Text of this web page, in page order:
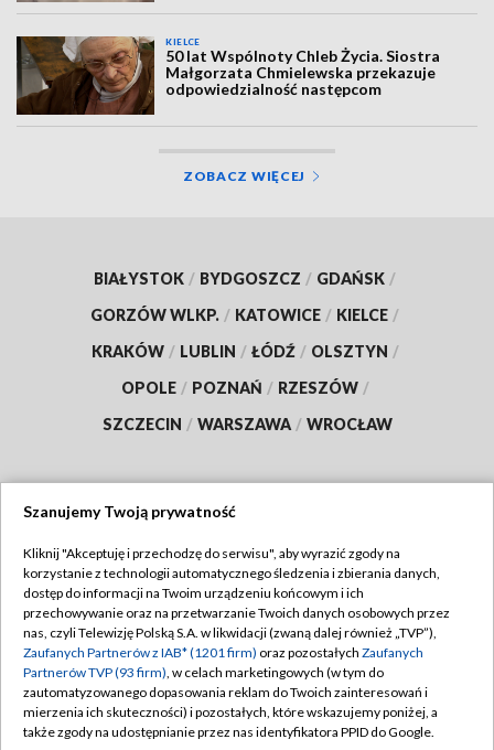
KIELCE
50 lat Wspólnoty Chleb Życia. Siostra
Małgorzata Chmielewska przekazuje
odpowiedzialność następcom
ZOBACZ WIĘCEJ
BIAŁYSTOK / BYDGOSZCZ / GDAŃSK /
GORZÓW WLKP. / KATOWICE / KIELCE /
KRAKÓW / LUBLIN / ŁÓDŹ / OLSZTYN /
OPOLE / POZNAŃ / RZESZÓW /
SZCZECIN / WARSZAWA / WROCŁAW
TVP
Abonament TVP
Emisja w TVP
Centrum informacji TVP
Naziemna Telewizja Cyfrowa
Regulamin TVP
Polityka prywatności
Moje zgody
Pomoc
Szanujemy Twoją prywatność
Kliknij "Akceptuję i przechodzę do serwisu", aby wyrazić zgody na
korzystanie z technologii automatycznego śledzenia i zbierania danych,
dostęp do informacji na Twoim urządzeniu końcowym i ich
przechowywanie oraz na przetwarzanie Twoich danych osobowych przez
nas, czyli Telewizję Polską S.A. w likwidacji (zwaną dalej również „TVP”),
Zaufanych Partnerów z IAB* (1201 firm) oraz pozostałych Zaufanych
Partnerów TVP (93 firm), w celach marketingowych (w tym do
zautomatyzowanego dopasowania reklam do Twoich zainteresowań i
mierzenia ich skuteczności) i pozostałych, które wskazujemy poniżej, a
także zgody na udostępnianie przez nas identyfikatora PPID do Google.